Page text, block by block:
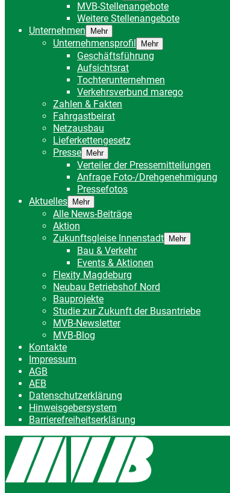
MVB-Stellenangebote
Weitere Stellenangebote
Unternehmen
Mehr
Unternehmensprofil Mehr
Geschäftsführung
Aufsichtsrat
Tochterunternehmen
Verkehrsverbund marego
Zahlen & Fakten
Fahrgastbeirat
Netzausbau
Lieferkettengesetz
Presse
Mehr
Verteiler der Pressemitteilungen
Anfrage Foto-/Drehgenehmigung
Pressefotos
Aktuelles
Mehr
Alle News-Beiträge
Aktion
Zukunftsgleise Innenstadt
Mehr
Bau & Verkehr
Events & Aktionen
Flexity Magdeburg
Neubau Betriebshof Nord
Bauprojekte
Studie zur Zukunft der Busantriebe
MVB-Newsletter
MVB-Blog
Kontakte
Impressum
AGB
AEB
Datenschutzerklärung
Hinweisgebersystem
Barrierefreiheitserklärung